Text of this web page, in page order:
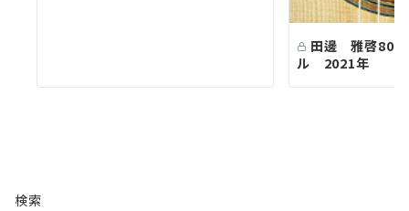
田邊 雅啓80号
ル 2021年
検索